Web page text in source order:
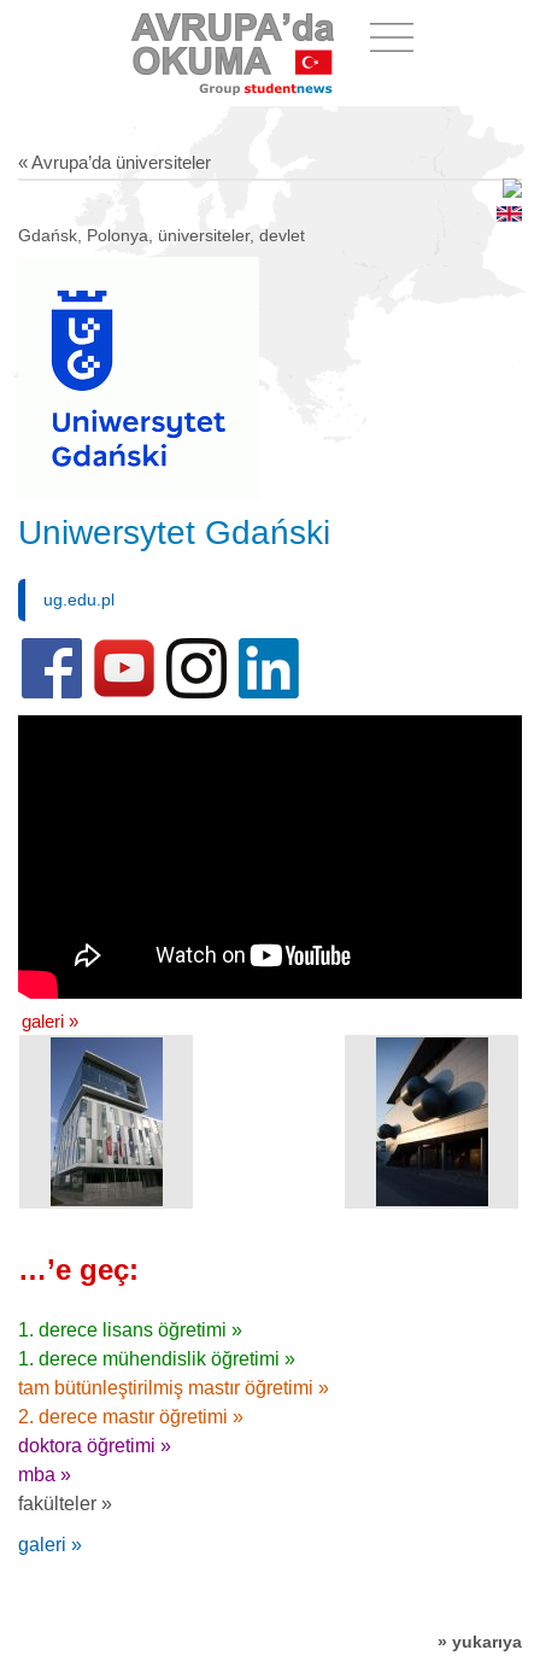
« Avrupa’da üniversiteler
Gdańsk, Polonya, üniversiteler, devlet
Uniwersytet Gdański
ug.edu.pl
galeri »
…’e geç:
1. derece lisans öğretimi »
1. derece mühendislik öğretimi »
tam bütünleştirilmiş mastır öğretimi »
2. derece mastır öğretimi »
doktora öğretimi »
mba »
fakülteler »
galeri »
» yukarıya